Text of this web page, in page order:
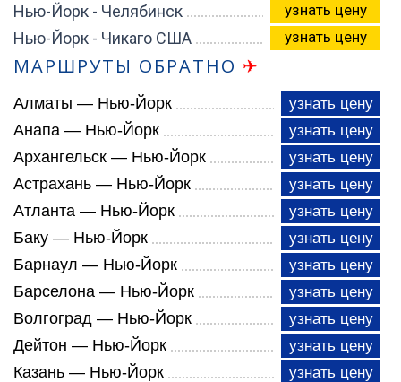
Нью-Йорк - Челябинск узнать цену
Нью-Йорк - Чикаго США узнать цену
МАРШРУТЫ ОБРАТНО ✈
Алматы — Нью-Йорк узнать цену
Анапа — Нью-Йорк узнать цену
Архангельск — Нью-Йорк узнать цену
Астрахань — Нью-Йорк узнать цену
Атланта — Нью-Йорк узнать цену
Баку — Нью-Йорк узнать цену
Барнаул — Нью-Йорк узнать цену
Барселона — Нью-Йорк узнать цену
Волгоград — Нью-Йорк узнать цену
Дейтон — Нью-Йорк узнать цену
Казань — Нью-Йорк узнать цену